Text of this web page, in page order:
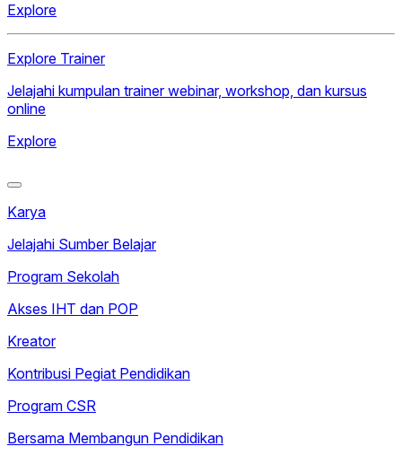
Explore
Explore Trainer
Jelajahi kumpulan trainer webinar, workshop, dan kursus
online
Explore
Karya
Jelajahi Sumber Belajar
Program Sekolah
Akses IHT dan POP
Kreator
Kontribusi Pegiat Pendidikan
Program CSR
Bersama Membangun Pendidikan